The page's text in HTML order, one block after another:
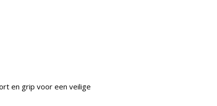
en grip voor een veilige